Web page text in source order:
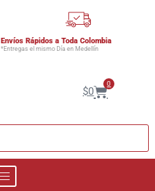
Envíos Rápidos a Toda Colombia
*Entregas el mismo Día en Medellín
$0
0